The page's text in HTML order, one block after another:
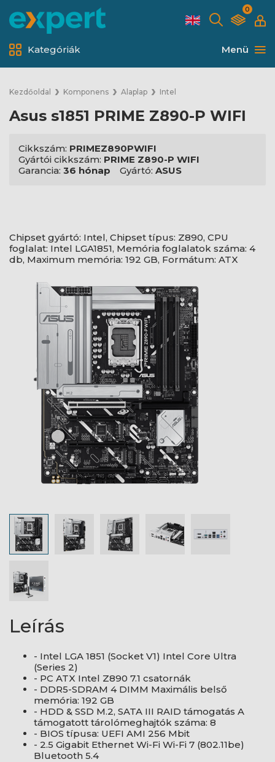
0
Menü
Kategóriák
Kezdőoldal Komponens Alaplap Intel
Asus s1851 PRIME Z890-P WIFI
Cikkszám: PRIMEZ890PWIFI
Gyártói cikkszám: PRIME Z890-P WIFI
Garancia: 36 hónap Gyártó: ASUS
Chipset gyártó: Intel, Chipset típus: Z890, CPU
foglalat: Intel LGA1851, Memória foglalatok száma: 4
db, Maximum memória: 192 GB, Formátum: ATX
Leírás
- Intel LGA 1851 (Socket V1) Intel Core Ultra
(Series 2)
- PC ATX Intel Z890 7.1 csatornák
- DDR5-SDRAM 4 DIMM Maximális belső
memória: 192 GB
- HDD & SSD M.2, SATA III RAID támogatás A
támogatott tárolómeghajtók száma: 8
- BIOS típusa: UEFI AMI 256 Mbit
- 2.5 Gigabit Ethernet Wi-Fi Wi-Fi 7 (802.11be)
Bluetooth 5.4